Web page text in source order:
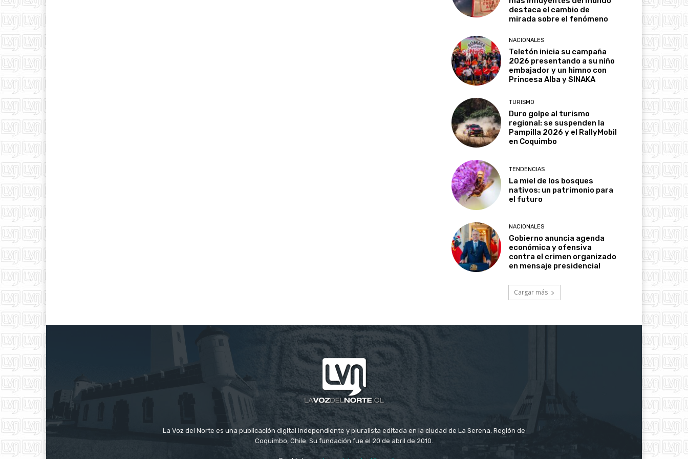
destaca el cambio de
mirada sobre el fenómeno
NACIONALES
Teletón inicia su campaña
2026 presentando a su niño
embajador y un himno con
Princesa Alba y SINAKA
TURISMO
Duro golpe al turismo
regional: se suspenden la
Pampilla 2026 y el RallyMobil
en Coquimbo
TENDENCIAS
La miel de los bosques
nativos: un patrimonio para
el futuro
NACIONALES
Gobierno anuncia agenda
económica y ofensiva
contra el crimen organizado
en mensaje presidencial
Cargar más
La Voz del Norte es una publicación digital independiente y pluralista editada en la ciudad de La Serena, Región de
Coquimbo, Chile. Su fundación fue el 20 de abril de 2010.